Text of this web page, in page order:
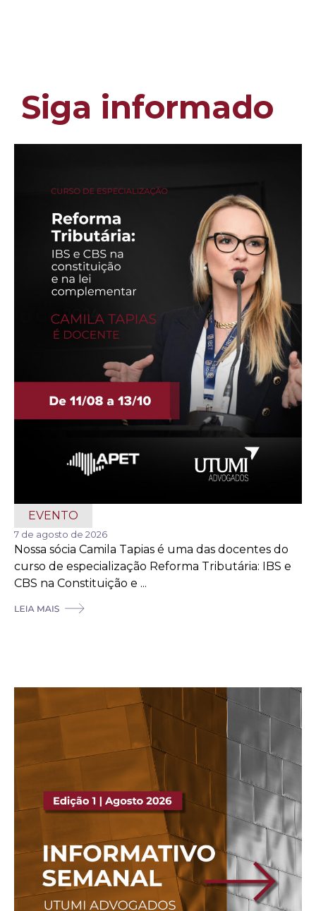
Siga informado
EVENTO
7 de agosto de 2026
Nossa sócia Camila Tapias é uma das docentes do
curso de especialização Reforma Tributária: IBS e
CBS na Constituição e ...